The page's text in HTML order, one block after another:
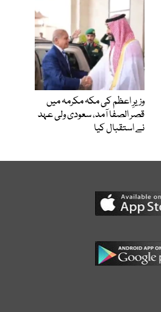
وزیرِ اعظم کی مکہ مکرمہ میں
قصر الصفا آمد، سعودی ولی عہد
نے استقبال کیا